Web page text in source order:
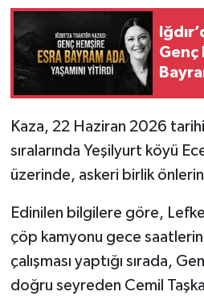
Genç
Kaza, 22 Haziran 2026
sıralarında Yeşilyurt köyü
üzerinde, askeri birlik
Edinilen bilgilere göre,
çöp kamyonu gece
çalışması yaptığı sırada,
doğru seyreden Cemil